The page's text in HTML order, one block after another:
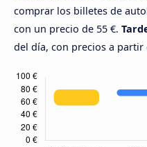
comprar los billetes de
con un precio de 55 €.
del día, con precios a partir